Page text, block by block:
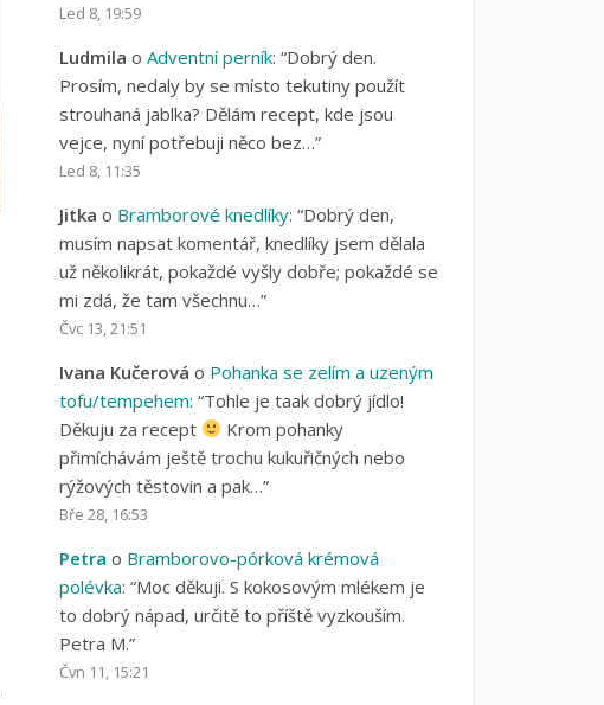
Led 8, 19:59
Ludmila o Adventní perník: “Dobrý den.
Prosím, nedaly by se místo tekutiny použít
strouhaná jablka? Dělám recept, kde jsou
vejce, nyní potřebuji něco bez…”
Led 8, 11:35
Jitka o Bramborové knedlíky: “Dobrý den,
musím napsat komentář, knedlíky jsem dělala
už několikrát, pokaždé vyšly dobře; pokaždé se
mi zdá, že tam všechnu…”
Čvc 13, 21:51
Ivana Kučerová o Pohanka se zelím a uzeným
tofu/tempehem: “Tohle je taak dobrý jídlo!
Děkuju za recept
Krom pohanky
přimíchávám ještě trochu kukuřičných nebo
rýžových těstovin a pak…”
Bře 28, 16:53
Petra o Bramborovo-pórková krémová
polévka: “Moc děkuji. S kokosovým mlékem je
to dobrý nápad, určitě to příště vyzkouším.
Petra M.”
Čvn 11, 15:21